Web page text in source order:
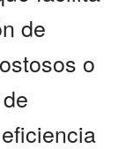
de
o